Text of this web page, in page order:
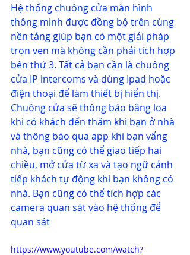
Hệ thống chuông cửa màn hình
thông minh được đồng bộ trên cùng
nền tảng giúp bạn có một giải pháp
trọn vẹn mà không cần phải tích hợp
bên thứ 3. Tất cả bạn cần là chuông
cửa IP intercoms và dùng Ipad hoặc
điện thoại để làm thiết bị hiển thị.
Chuông cửa sẽ thông báo bằng loa
khi có khách đến thăm khi bạn ở nhà
và thông báo qua app khi bạn vấng
nhà, bạn cũng có thể giao tiếp hai
chiều, mở cửa từ xa và tạo ngữ cảnh
tiếp khách tự động khi bạn không có
nhà. Bạn cũng có thể tích hợp các
camera quan sát vào hệ thống để
quan sát
https://www.youtube.com/watch?